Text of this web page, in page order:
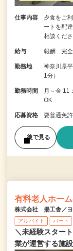
仕事内容
夕食をご
ートを配
相談くだ
給与 報酬 完全
勤務地
神奈川県
1分）
勤務時間
月～金 11
OK
応募資格 要普通免
後で見る
有料老人ホー
株式会社 揚工舎／
アルバイト パート
＼未経験スター
業が運営する施